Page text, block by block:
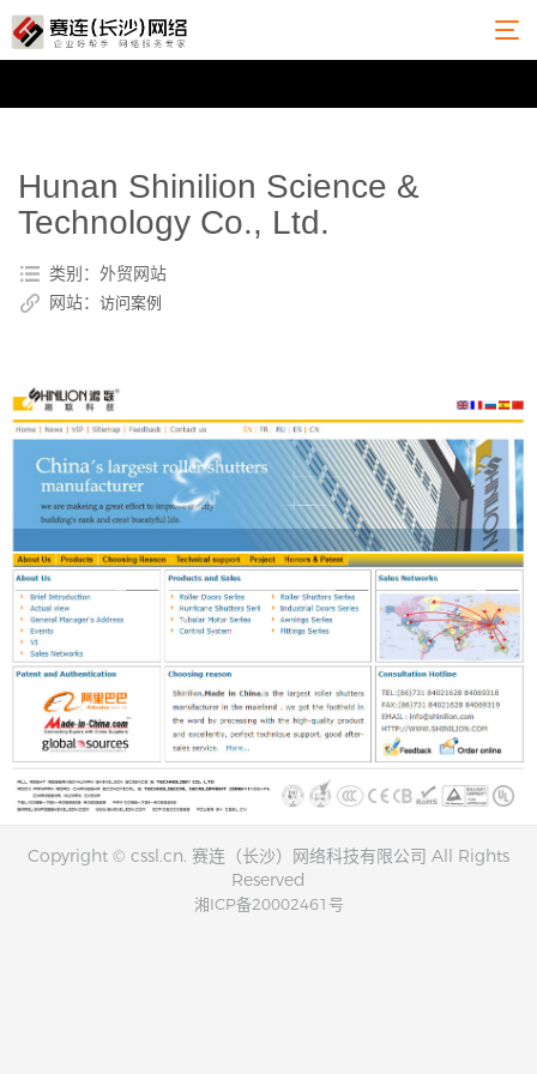
Hunan Shinilion Science &
Technology Co., Ltd.
类别：外贸网站
网站： 访问案例
Copyright © cssl.cn. 赛连（长沙）网络科技有限公司 All Rights
Reserved
湘ICP备20002461号